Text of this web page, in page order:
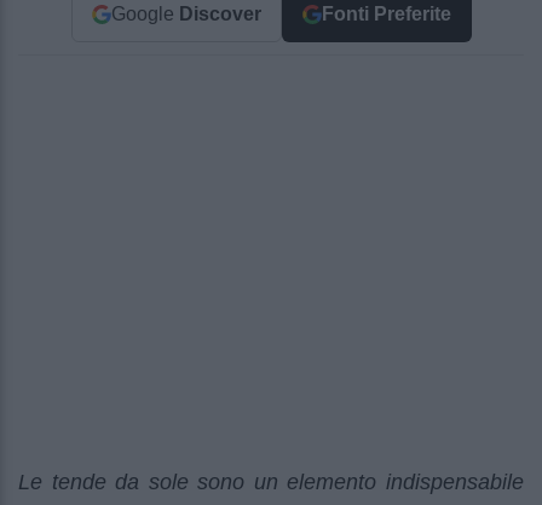
Google Discover Fonti Preferite
Le tende da sole sono un elemento indispensabile